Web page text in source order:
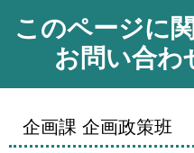
このページに
お問い合わ
企画課 企画政策班